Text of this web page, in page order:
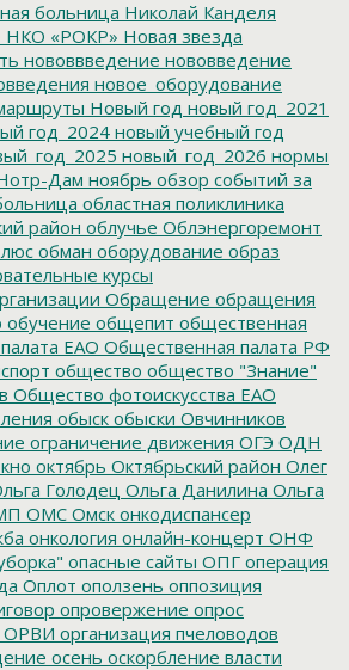
больница Николай Канделя
НКО «РОКР» Новая звезда
нововвведение нововведение
новое_оборудование
Новый год новый год_2021
год_2024 новый учебный год
новый_год_2026 нормы
Дам ноябрь обзор событий за
областная поликлиника
район облучье Облэнергоремонт
обман оборудование образ
курсы
Обращение обращения
обучение общепит общественная
ЕАО Общественная палата РФ
общество общество "Знание"
Общество фотоискусства ЕАО
обыск обыски Овчинников
ограничение движения ОГЭ ОДН
октябрь Октябрьский район Олег
Голодец Ольга Данилина Ольга
ОМС Омск онкодиспансер
онкология онлайн-концерт ОНФ
опасные сайты ОПГ операция
Оплот оползень оппозиция
опровержение опрос
ОРВИ организация пчеловодов
осень оскорбление власти